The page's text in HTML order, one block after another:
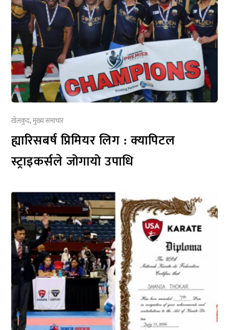
खेलकुद,मुख्य समाचार
ह्यारिसबर्ष प्रिमियर लिग : क्यापिटल
स्ट्राइकर्सले जोगायो उपाधि